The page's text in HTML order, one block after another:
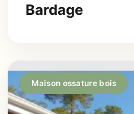
Bardage
Maison ossature bois